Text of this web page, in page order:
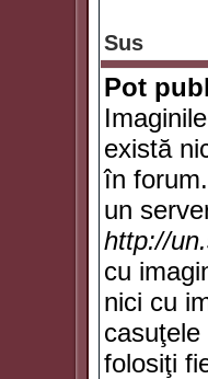
Sus
Pot
există
în
un
http://
cu
nici cu
folosiţi